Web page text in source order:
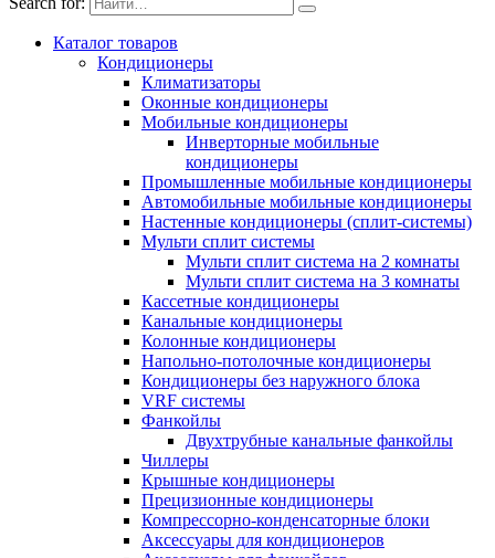
Каталог товаров
Кондиционеры
Климатизаторы
Оконные кондиционеры
Мобильные кондиционеры
Инверторные мобильные
кондиционеры
Промышленные мобильные кондиционеры
Автомобильные мобильные кондиционеры
Настенные кондиционеры (сплит-системы)
Мульти сплит системы
Мульти сплит система на 2 комнаты
Мульти сплит система на 3 комнаты
Кассетные кондиционеры
Канальные кондиционеры
Колонные кондиционеры
Напольно-потолочные кондиционеры
Кондиционеры без наружного блока
VRF системы
Фанкойлы
Двухтрубные канальные фанкойлы
Чиллеры
Крышные кондиционеры
Прецизионные кондиционеры
Компрессорно-конденсаторные блоки
Аксессуары для кондиционеров